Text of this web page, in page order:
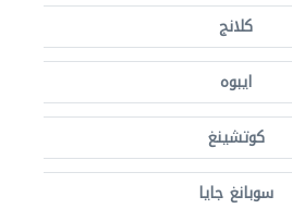
كلانج
ايبوه
كوتشينغ
سوبانغ جايا